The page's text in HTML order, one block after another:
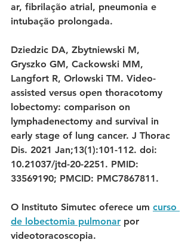
ar, fibrilação atrial, pneumonia e
intubação prolongada.
Dziedzic DA, Zbytniewski M,
Gryszko GM, Cackowski MM,
Langfort R, Orlowski TM. Video-
assisted versus open thoracotomy
lobectomy: comparison on
lymphadenectomy and survival in
early stage of lung cancer. J Thorac
Dis. 2021 Jan;13(1):101-112. doi:
10.21037/jtd-20-2251. PMID:
33569190; PMCID: PMC7867811.
O Instituto Simutec oferece um curso
de lobectomia pulmonar por
videotoracoscopia.